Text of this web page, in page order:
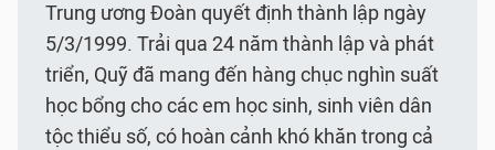
Trung ương Đoàn quyết định thành lập ngày
5/3/1999. Trải qua 24 năm thành lập và phát
triển, Quỹ đã mang đến hàng chục nghìn suất
học bổng cho các em học sinh, sinh viên dân
tộc thiểu số, có hoàn cảnh khó khăn trong cả